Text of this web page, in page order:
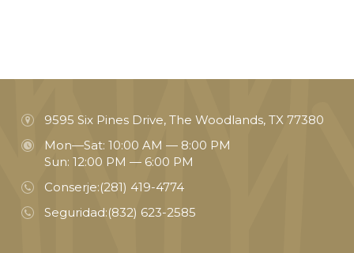
9595 Six Pines Drive, The Woodlands, TX 77380
Mon—Sat: 10:00 AM — 8:00 PM
Sun: 12:00 PM — 6:00 PM
Conserje:(281) 419-4774
Seguridad:(832) 623-2585